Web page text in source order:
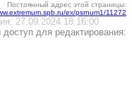
Постоянный адрес этой страницы:
ex/psrnum1/11272
27.09.2024 18:16:00
для редактирования: